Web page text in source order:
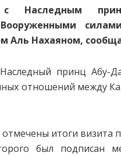
с Наследным
Аль Нахаяном,
принц
отношений между
итоги визита
был подписан